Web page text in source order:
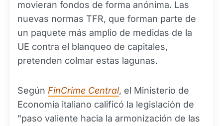
movieran fondos de forma anónima. Las
nuevas normas TFR, que forman parte de
un paquete más amplio de medidas de la
UE contra el blanqueo de capitales,
pretenden colmar estas lagunas.
Según FinCrime Central, el Ministerio de
Economía italiano calificó la legislación de
"paso valiente hacia la armonización de las